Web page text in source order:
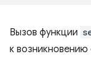
Вызов функции
к